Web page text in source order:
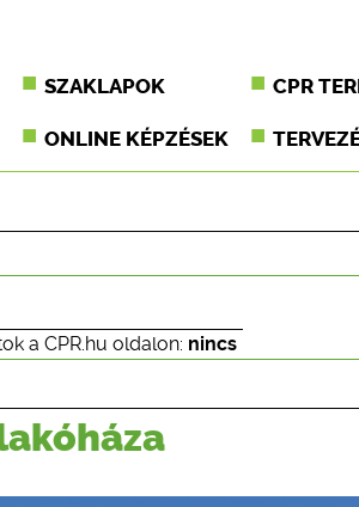
SZAKLAPOK CPR
ONLINE KÉPZÉSEK
a CPR.hu oldalon: nincs